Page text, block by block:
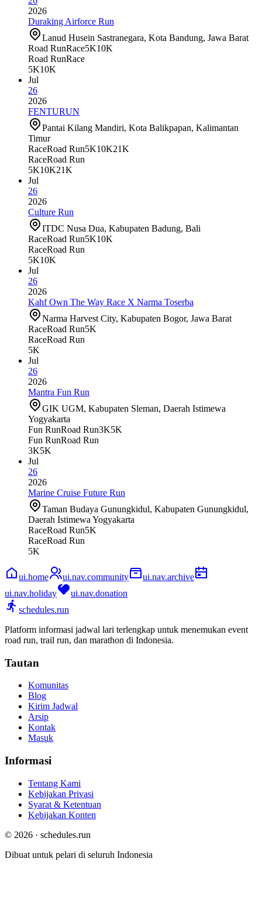
2026
Duraking Airforce Run
Lanud Husein Sastranegara, Kota Bandung, Jawa Barat
Road RunRace5K10K
Road RunRace
5K10K
Jul
26
2026
FENTURUN
Pantai Kilang Mandiri, Kota Balikpapan, Kalimantan
Timur
RaceRoad Run5K10K21K
RaceRoad Run
5K10K21K
Jul
26
2026
Culture Run
ITDC Nusa Dua, Kabupaten Badung, Bali
RaceRoad Run5K10K
RaceRoad Run
5K10K
Jul
26
2026
Kahf Own The Way Race X Narma Toserba
Narma Harvest City, Kabupaten Bogor, Jawa Barat
RaceRoad Run5K
RaceRoad Run
5K
Jul
26
2026
Mantra Fun Run
GIK UGM, Kabupaten Sleman, Daerah Istimewa
Yogyakarta
Fun RunRoad Run3K5K
Fun RunRoad Run
3K5K
Jul
26
2026
Marine Cruise Future Run
Taman Budaya Gunungkidul, Kabupaten Gunungkidul,
Daerah Istimewa Yogyakarta
RaceRoad Run5K
RaceRoad Run
5K
ui.home ui.nav.community
ui.nav.archive
ui.nav.holiday
ui.nav.donation
schedules.run
Platform informasi jadwal lari terlengkap untuk menemukan event
road run, trail run, dan marathon di Indonesia.
Tautan
Komunitas
Blog
Kirim Jadwal
Arsip
Kontak
Masuk
Informasi
Tentang Kami
Kebijakan Privasi
Syarat & Ketentuan
Kebijakan Konten
© 2026 · schedules.run
Dibuat untuk pelari di seluruh Indonesia